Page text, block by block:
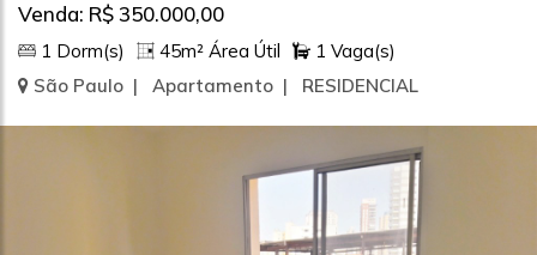
Venda: R$ 350.000,00
1 Dorm(s) 45m² Área Útil
1 Vaga(s)
São Paulo | Apartamento | RESIDENCIAL